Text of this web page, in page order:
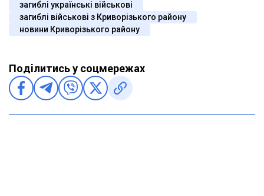
загиблі українські військові
загиблі військові з Криворізького району
новини Криворізького району
Поділитись у соцмережах